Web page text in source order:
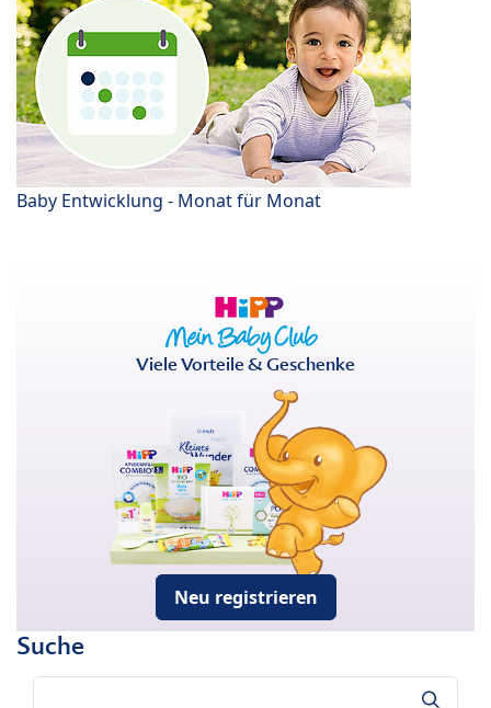
Baby Entwicklung - Monat für Monat
Viele Vorteile & Geschenke
Neu registrieren
Suche